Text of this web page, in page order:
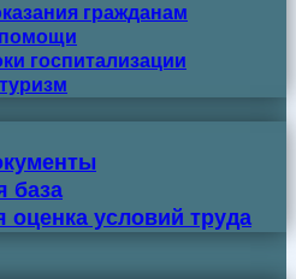
гражданам
госпитализации
база
оценка условий труда